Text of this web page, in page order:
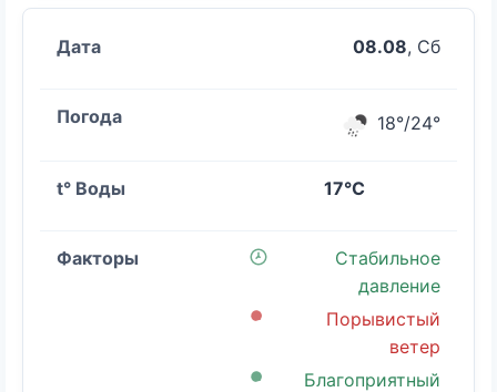
08.08, Сб
18°/24°
17°C
Стабильное
давление
Порывистый
ветер
Благоприятный